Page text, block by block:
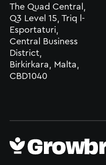
The Quad Central,
Q3 Level 15, Triq l-
Esportaturi,
Central Business
District,
Birkirkara, Malta,
CBD1040